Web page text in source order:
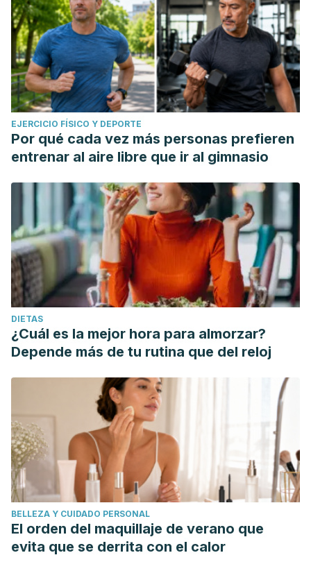
EJERCICIO FÍSICO Y DEPORTE
Por qué cada vez más personas prefieren
entrenar al aire libre que ir al gimnasio
DIETAS
¿Cuál es la mejor hora para almorzar?
Depende más de tu rutina que del reloj
BELLEZA Y CUIDADO PERSONAL
El orden del maquillaje de verano que
evita que se derrita con el calor